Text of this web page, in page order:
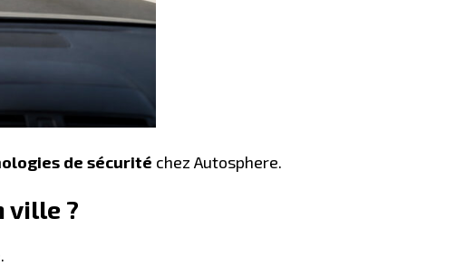
de sécurité chez Autosphere.
ville ?
.